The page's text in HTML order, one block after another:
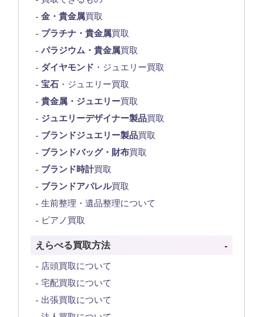
金・貴金属買取
プラチナ・貴金属買取
パラジウム・貴金属買取
ダイヤモンド ・ジュエリー買取
宝石 ・ジュエリー買取
貴金属・ジュエリー買取
ジュエリーデザイナー製品買取
ブランドジュエリー製品買取
ブランドバッグ・財布買取
ブランド時計買取
ブランドアパレル買取
生前整理・遺品整理について
ピアノ買取
えらべる買取方法
店頭買取について
宅配買取について
出張買取について